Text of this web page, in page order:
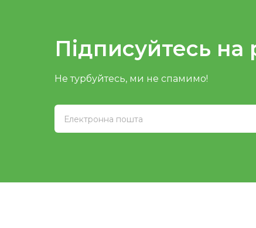
Підписуйтесь на
Не турбуйтесь, ми не спамимо!